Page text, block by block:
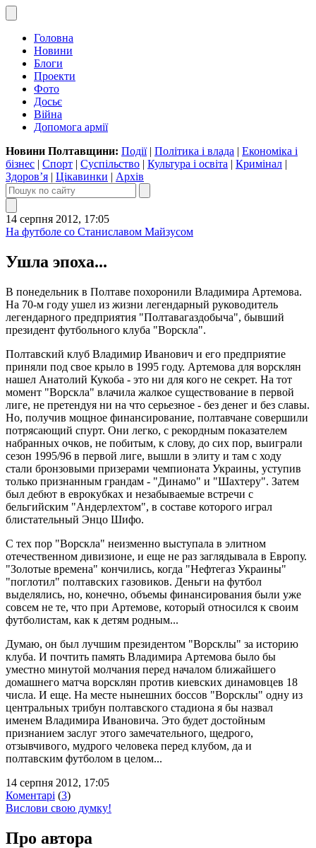
Головна
Новини
Блоги
Проекти
Фото
Досьє
Війна
Допомога армії
Новини Полтавщини: Події| Політика і влада | Економіка і
бізнес | Спорт | Суспільство | Культура і освіта | Кримінал |
Здоров’я | Цікавинки | Архів
14 серпня 2012, 17:05
На футболе со Станиславом Майзусом
Ушла эпоха...
В понедельник в Полтаве похоронили Владимира Артемова.
На 70-м году ушел из жизни легендарный руководитель
легендарного предприятия "Полтавагаздобыча", бывший
президент футбольного клуба "Ворскла".
Полтавский клуб Владимир Иванович и его предприятие
приняли под свое крыло в 1995 году. Артемова для ворсклян
нашел Анатолий Кукоба - это ни для кого не секрет. На тот
момент "Ворскла" влачила жалкое существование в первой
лиге, не претендуя ни на что серьезное - без денег и без славы.
Но, получив мощное финансирование, полтавчане совершили
потрясающий спурт. Они легко, с рекордным показателем
набранных очков, не побитым, к слову, до сих пор, выиграли
сезон 1995/96 в первой лиге, вышли в элиту и там с ходу
стали бронзовыми призерами чемпионата Украины, уступив
только признанным грандам - "Динамо" и "Шахтеру". Затем
был дебют в еврокубках и незабываемые встречи с
бельгийским "Андерлехтом", в составе которого играл
блистательный Энцо Шифо.
С тех пор "Ворскла" неизменно выступала в элитном
отечественном дивизионе, и еще не раз заглядывала в Европу.
"Золотые времена" кончились, когда "Нефтегаз Украины"
"поглотил" полтавских газовиков. Деньги на футбол
выделялись, но, конечно, объемы финансирования были уже
совсем не те, что при Артемове, который относился к своим
футболистам, как к детям родным...
Думаю, он был лучшим президентом "Ворсклы" за историю
клуба. И почтить память Владимира Артемова было бы
уместно минутой молчания перед началом ближайшего
домашнего матча ворсклян против киевских динамовцев 18
числа. И еще. На месте нынешних боссов "Ворсклы" одну из
центральных трибун полтавского стадиона я бы назвал
именем Владимира Ивановича. Это будет достойным
признанием заслуг этого замечательного, щедрого,
отзывчивого, мудрого человека перед клубом, да и
полтавским футболом в целом...
14 серпня 2012, 17:05
Коментарі (3)
Вислови свою думку!
Про автора